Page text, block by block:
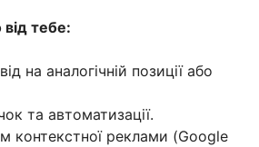
тебе:
на аналогічній позиції або
та автоматизації.
контекстної реклами (Google